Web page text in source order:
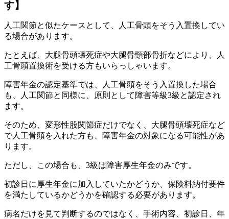
す】
人工関節と似たケースとして、人工骨頭をそう入置換してい
る場合があります。
たとえば、大腿骨頭壊死症や大腿骨頸部骨折などにより、人
工骨頭置換術を受ける方もいらっしゃいます。
障害年金の認定基準では、人工骨頭をそう入置換した場合
も、人工関節と同様に、原則として障害等級3級と認定され
ます。
そのため、変形性股関節症だけでなく、大腿骨頭壊死症など
で人工骨頭を入れた方も、障害年金の対象になる可能性があ
ります。
ただし、この場合も、3級は障害厚生年金のみです。
初診日に厚生年金に加入していたかどうか、保険料納付要件
を満たしているかどうかを確認する必要があります。
病名だけを見て判断するのではなく、手術内容、初診日、年